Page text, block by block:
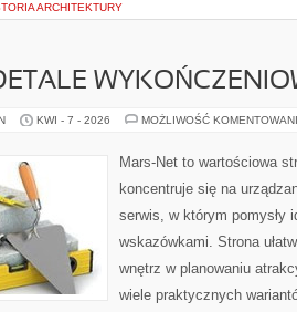
ARCHITEKTURY
KWI - 7 - 2026 MOŻLIWOŚĆ
Mars-Net to wartościowa
koncentruje się na
serwis, w którym pomysły
wskazówkami. Strona
wnętrz w planowaniu
wiele praktycznych